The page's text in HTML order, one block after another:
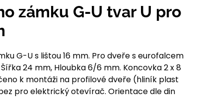
zámku G-U tvar U pro
G-U s lištou 16 mm. Pro dveře s eurofalcem
24 mm, Hloubka 6/6 mm. Koncovka 2 x 8
k montáži na profilové dveře (hliník plast
pro elektrický otevírač. Orientace dle din